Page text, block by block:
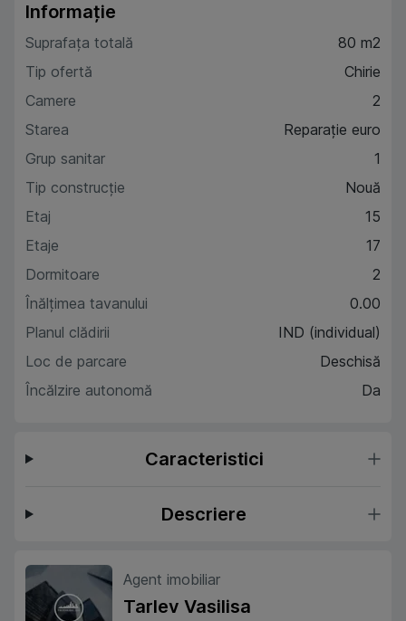
Informație
Suprafața totală
80 m2
Tip ofertă
Chirie
Camere
2
Starea
Reparație euro
Grup sanitar
1
Tip construcție
Nouă
Etaj
15
Etaje
17
Dormitoare
2
Înălțimea tavanului
0.00
Planul clădirii
IND (individual)
Loc de parcare
Deschisă
Încălzire autonomă
Da
Caracteristici
Descriere
Agent imobiliar
Tarlev Vasilisa